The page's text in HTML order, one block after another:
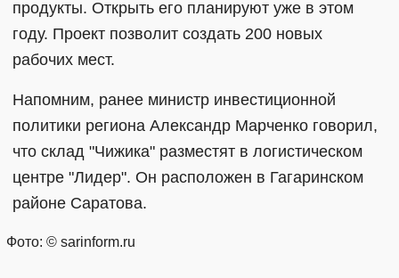
продукты. Открыть его планируют уже в этом
году. Проект позволит создать 200 новых
рабочих мест.
Напомним, ранее министр инвестиционной
политики региона Александр Марченко говорил,
что склад "Чижика" разместят в логистическом
центре "Лидер". Он расположен в Гагаринском
районе Саратова.
Фото: © sarinform.ru